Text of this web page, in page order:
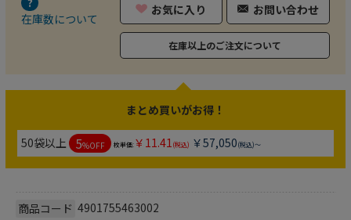
在庫数について
お気に入り お問い合わせ
在庫以上のご注文について
まとめ買いがお得！
50袋以上 5%OFF 枚単価:￥11.41(税込) ￥57,050(税込)～
商品コード 4901755463002